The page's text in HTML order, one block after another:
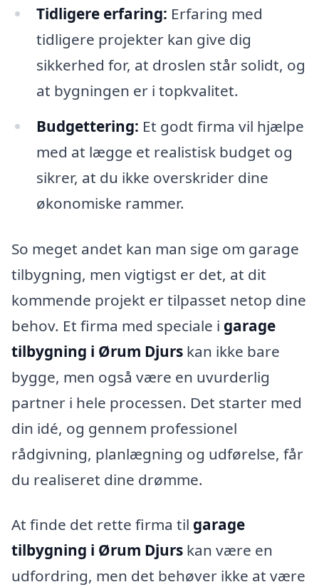
Tidligere erfaring: Erfaring med
tidligere projekter kan give dig
sikkerhed for, at droslen står solidt, og
at bygningen er i topkvalitet.
Budgettering: Et godt firma vil hjælpe
med at lægge et realistisk budget og
sikrer, at du ikke overskrider dine
økonomiske rammer.
So meget andet kan man sige om garage
tilbygning, men vigtigst er det, at dit
kommende projekt er tilpasset netop dine
behov. Et firma med speciale i garage
tilbygning i Ørum Djurs kan ikke bare
bygge, men også være en uvurderlig
partner i hele processen. Det starter med
din idé, og gennem professionel
rådgivning, planlægning og udførelse, får
du realiseret dine drømme.
At finde det rette firma til garage
tilbygning i Ørum Djurs kan være en
udfordring, men det behøver ikke at være